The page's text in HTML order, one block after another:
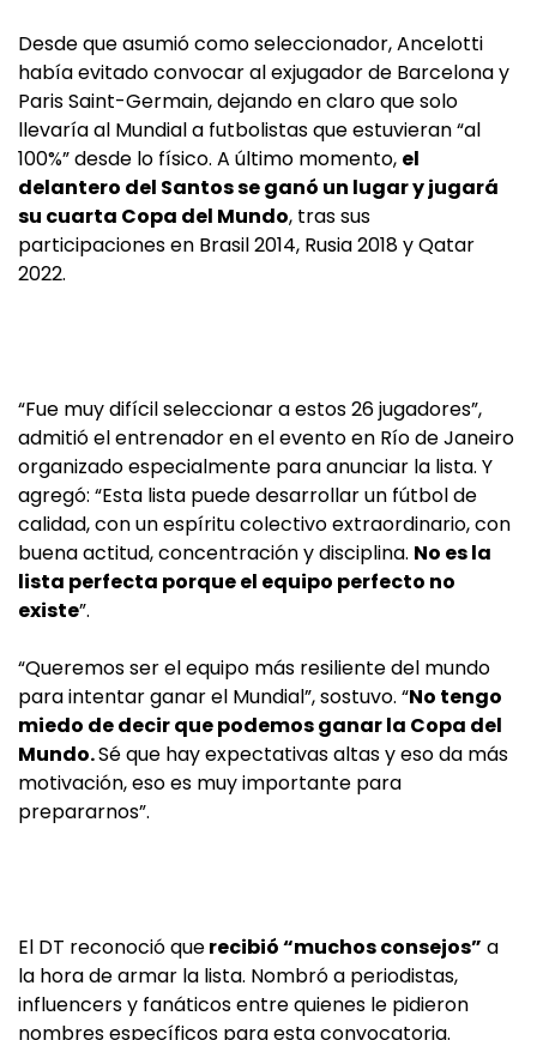
Desde que asumió como seleccionador, Ancelotti
había evitado convocar al exjugador de Barcelona y
Paris Saint-Germain, dejando en claro que solo
llevaría al Mundial a futbolistas que estuvieran “al
100%” desde lo físico. A último momento, el
delantero del Santos se ganó un lugar y jugará
su cuarta Copa del Mundo, tras sus
participaciones en Brasil 2014, Rusia 2018 y Qatar
2022.
“Fue muy difícil seleccionar a estos 26 jugadores”,
admitió el entrenador en el evento en Río de Janeiro
organizado especialmente para anunciar la lista. Y
agregó: “Esta lista puede desarrollar un fútbol de
calidad, con un espíritu colectivo extraordinario, con
buena actitud, concentración y disciplina. No es la
lista perfecta porque el equipo perfecto no
existe”.
“Queremos ser el equipo más resiliente del mundo
para intentar ganar el Mundial”, sostuvo. “No tengo
miedo de decir que podemos ganar la Copa del
Mundo.Sé que hay expectativas altas y eso da más
motivación, eso es muy importante para
prepararnos”.
El DT reconoció querecibió “muchos consejos” a
la hora de armar la lista. Nombró a periodistas,
influencers y fanáticos entre quienes le pidieron
nombres específicos para esta convocatoria.